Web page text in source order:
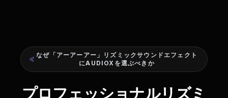
なぜ「アーアーアー」リズミックサウンドエフェクト
にAUDIOXを選ぶべきか
プロフェッショナルリズミ